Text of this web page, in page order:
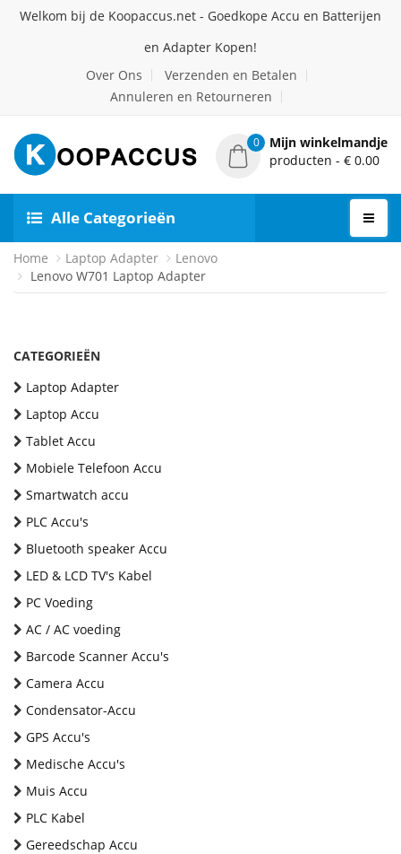
Welkom bij de Koopaccus.net - Goedkope Accu en Batterijen
en Adapter Kopen!
Over Ons
Verzenden en Betalen
Annuleren en Retourneren
0
Mijn winkelmandje
producten - € 0.00
Alle Categorieën
Home Laptop Adapter
Lenovo
Lenovo W701 Laptop Adapter
CATEGORIEËN
Laptop Adapter
Laptop Accu
Tablet Accu
Mobiele Telefoon Accu
Smartwatch accu
PLC Accu's
Bluetooth speaker Accu
LED & LCD TV's Kabel
PC Voeding
AC / AC voeding
Barcode Scanner Accu's
Camera Accu
Condensator-Accu
GPS Accu's
Medische Accu's
Muis Accu
PLC Kabel
Gereedschap Accu